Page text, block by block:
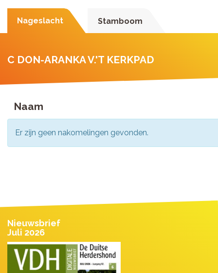
Nageslacht Stamboom
C DON-ARANKA V.'T KERKPAD
Naam
Er zijn geen nakomelingen gevonden.
Nieuwsbrief
Juli 2026